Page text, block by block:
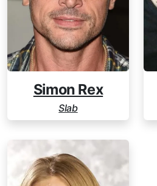
Simon Rex
Slab